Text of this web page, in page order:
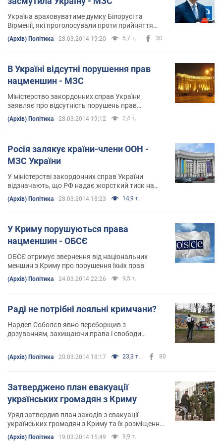
Україна враховуватиме думку Білорусі та
Вірменії, які проголосували проти прийняття
резолюції з територіальної цілісності України на
Генасамблеї ООН, в подальших відносинах з
цими країнами
(Архів) Політика 28.03.2014 19:20 6,7 т. 30
В Україні відсутні порушення прав
нацменшин - МЗС
Міністерство закордонних справ України
заявляє про відсутність порушень прав
національних меншин в Україні
(Архів) Політика 28.03.2014 19:12 2,4 т.
Росія залякує країни-члени ООН -
МЗС України
У міністерстві закордонних справ України
відзначають, що РФ надає жорсткий тиск на
цілий ряд країн, у тому числі і на ті, які
проголосували проти резолюції на Генасамблеї
ООН
(Архів) Політика 28.03.2014 18:23 14,9 т.
У Криму порушуються права
нацменшин - ОБСЄ
ОБСЄ отримує звернення від національних
меншин з Криму про порушення їхніх прав
(Архів) Політика 24.03.2014 22:26 9,5 т.
Раді не потрібні лояльні кримчани?
Нардеп Соболєв явно переборщив з
дозуванням, захищаючи права і свободи
(Архів) Політика 20.03.2014 18:17 23,3 т. 80
Затверджено план евакуації
українських громадян з Криму
Уряд затвердив план заходів з евакуації
українських громадян з Криму та їх розміщення
на території материкової України
(Архів) Політика 19.03.2014 15:49 9,9 т.